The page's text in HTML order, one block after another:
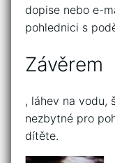
dopise nebo e-
pohlednici s
Závěrem
, láhev na vodu,
nezbytné pro
dítěte.